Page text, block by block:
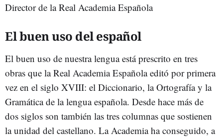
Director de la Real Academia Española
El buen uso del español
El buen uso de nuestra lengua está prescrito en tres
obras que la Real Academia Española editó por primera
vez en el siglo XVIII: el Diccionario, la Ortografía y la
Gramática de la lengua española. Desde hace más de
dos siglos son también las tres columnas que sostienen
la unidad del castellano. La Academia ha conseguido, a